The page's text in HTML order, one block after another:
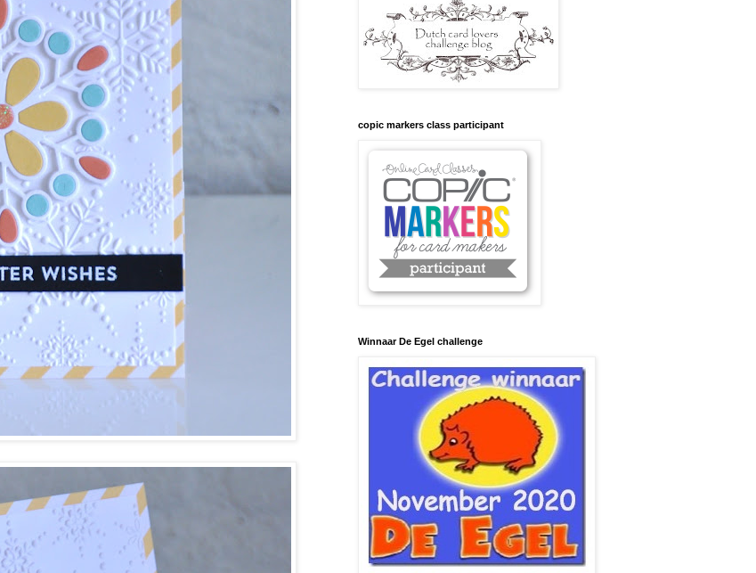
copic markers class participant
Winnaar De Egel challenge